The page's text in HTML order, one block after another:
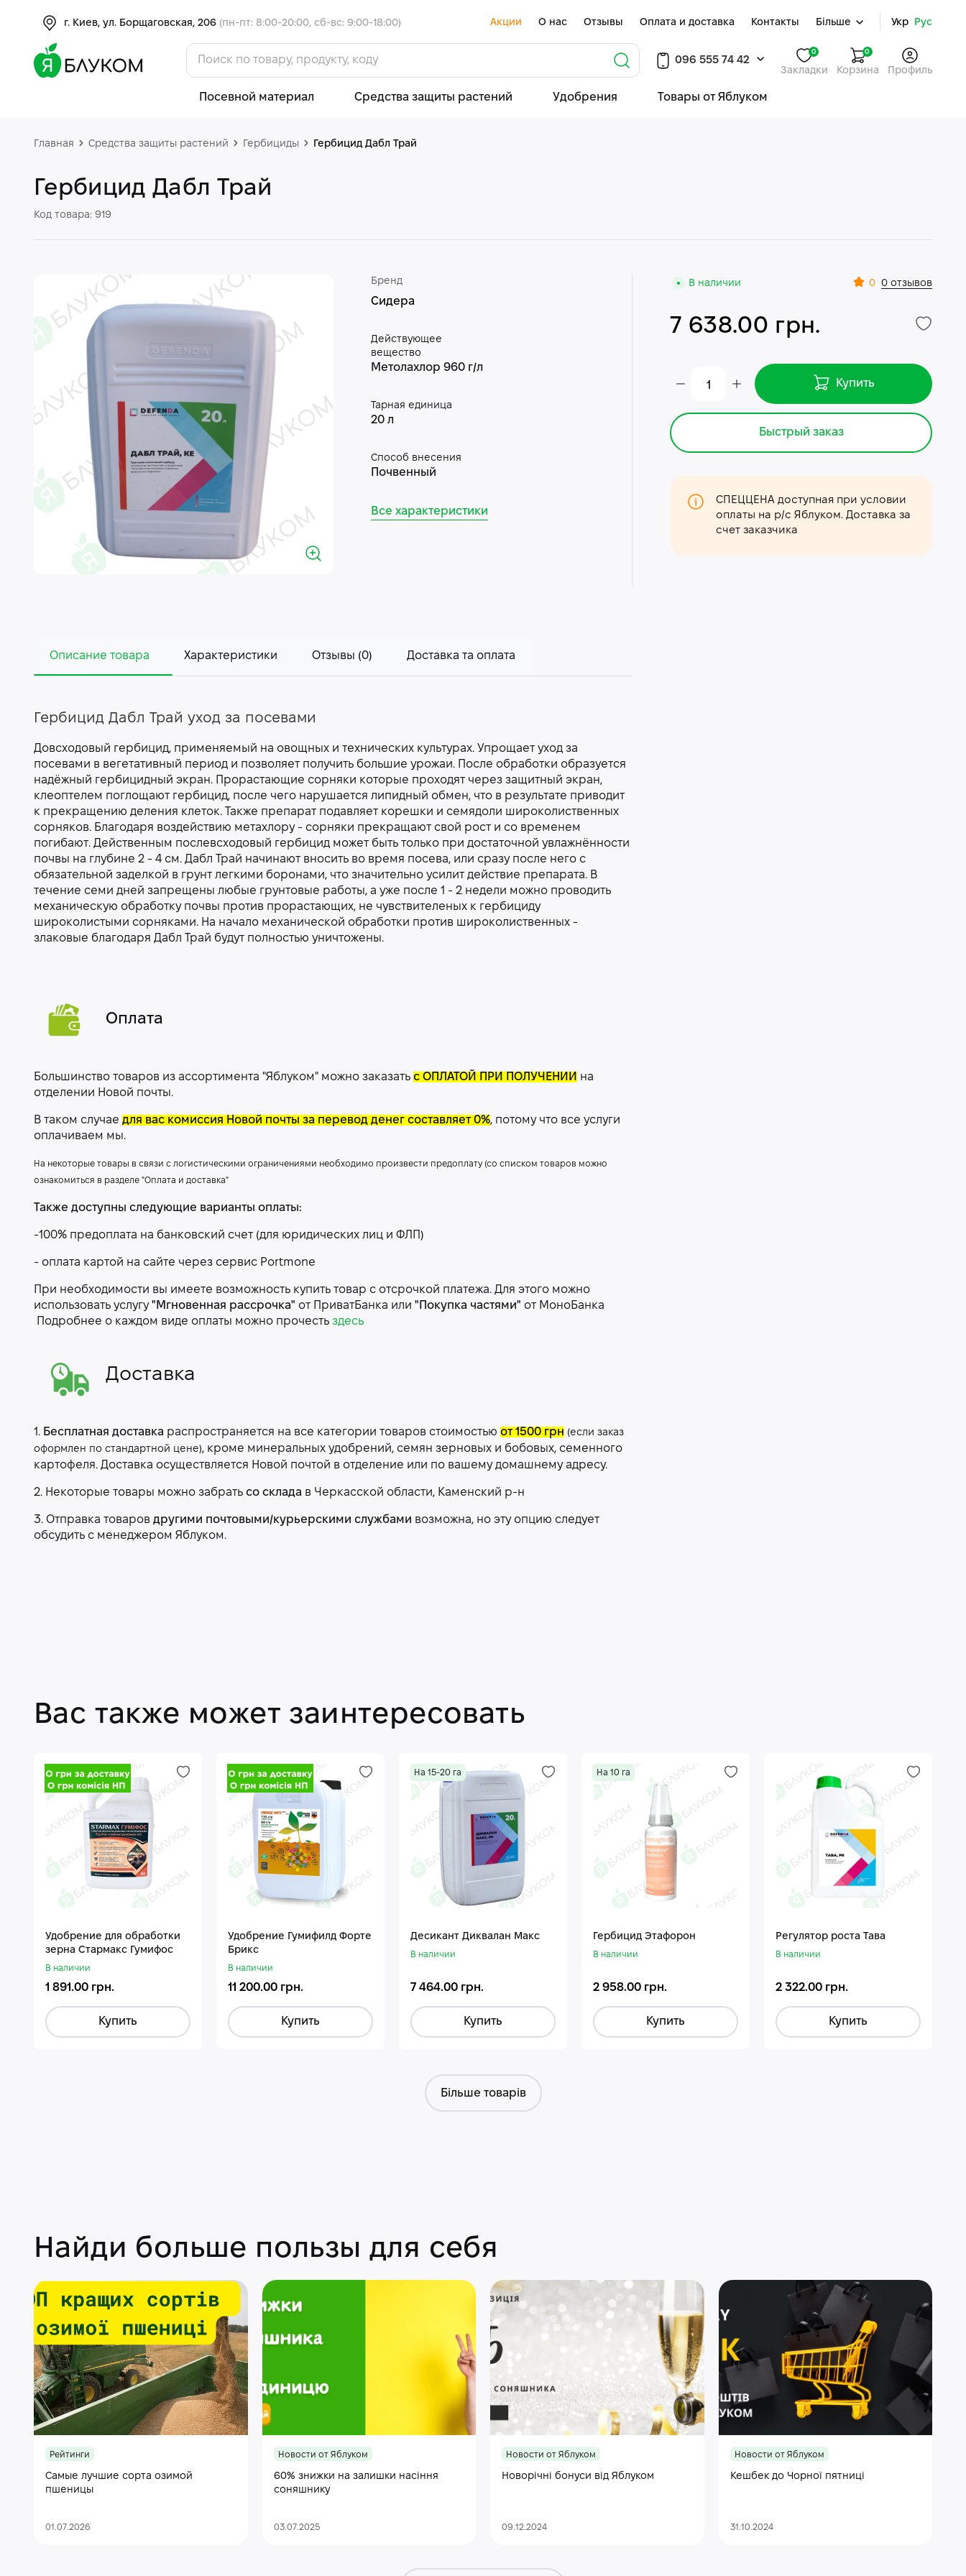
г. Киев, ул. Борщаговская, 206 (пн-пт: 8:00-20:00, сб-вс: 9:00-18:00) Акции О нас Отзывы Оплата и доставка Контакты Більше Укр Рус
096 555 74 42
Закладки
0 0
Корзина Профиль
Посевной материал Средства защиты растений Удобрения Товары от Яблуком
Главная Средства защиты растений Гербициды Гербицид Дабл Трай
Гербицид Дабл Трай
Код товара: 919
Бренд
Сидера
Действующее
вещество
Метолахлор 960 г/л
Тарная единица
20 л
Способ внесения
Почвенный
Все характеристики
В наличии 0 0 отзывов
7 638.00 грн.
Купить
Быстрый заказ
СПЕЦЦЕНА доступная при условии
оплаты на р/с Яблуком. Доставка за
счет заказчика
Описание товара Характеристики Отзывы (0) Доставка та оплата
Гербицид Дабл Трай уход за посевами
Довсходовый гербицид, применяемый на овощных и технических культурах. Упрощает уход за
посевами в вегетативный период и позволяет получить большие урожаи. После обработки образуется
надёжный гербицидный экран. Прорастающие сорняки которые проходят через защитный экран,
клеоптелем поглощают гербицид, после чего нарушается липидный обмен, что в результате приводит
к прекращению деления клеток. Также препарат подавляет корешки и семядоли широколиственных
сорняков. Благодаря воздействию метахлору - сорняки прекращают свой рост и со временем
погибают. Действенным послевсходовый гербицид может быть только при достаточной увлажнённости
почвы на глубине 2 - 4 см. Дабл Трай начинают вносить во время посева, или сразу после него с
обязательной заделкой в грунт легкими боронами, что значительно усилит действие препарата. В
течение семи дней запрещены любые грунтовые работы, а уже после 1 - 2 недели можно проводить
механическую обработку почвы против прорастающих, не чувствителеных к гербициду
широколистыми сорняками. На начало механической обработки против широколиственных -
злаковые благодаря Дабл Трай будут полностью уничтожены.
Оплата
Большинство товаров из ассортимента "Яблуком" можно заказать с ОПЛАТОЙ ПРИ ПОЛУЧЕНИИ на
отделении Новой почты.
В таком случае для вас комиссия Новой почты за перевод денег составляет 0%, потому что все услуги
оплачиваем мы.
На некоторые товары в связи с логистическими ограничениями необходимо произвести предоплату (со списком товаров можно
ознакомиться в разделе "Оплата и доставка"
Также доступны следующие варианты оплаты:
-100% предоплата на банковский счет (для юридических лиц и ФЛП)
- оплата картой на сайте через сервис Portmone
При необходимости вы имеете возможность купить товар с отсрочкой платежа. Для этого можно
использовать услугу "Мгновенная рассрочка" от ПриватБанка или "Покупка частями" от МоноБанка
Подробнее о каждом виде оплаты можно прочесть здесь
Доставка
1. Бесплатная доставка распространяется на все категории товаров стоимостью от 1500 грн (если заказ
оформлен по стандартной цене), кроме минеральных удобрений, семян зерновых и бобовых, семенного
картофеля. Доставка осуществляется Новой почтой в отделение или по вашему домашнему адресу.
2. Некоторые товары можно забрать со склада в Черкасской области, Каменский р-н
3. Отправка товаров другими почтовыми/курьерскими службами возможна, но эту опцию следует
обсудить с менеджером Яблуком.
Вас также может заинтересовать
Удобрение для обработки
зерна Стармакс Гумифос
В наличии
1 891.00 грн.
Купить
Удобрение Гумифилд Форте
Брикс
В наличии
11 200.00 грн.
Купить
На 15-20 га
Десикант Диквалан Макс
В наличии
7 464.00 грн.
Купить
На 10 га
Гербицид Этафорон
В наличии
2 958.00 грн.
Купить
Регулятор роста Тава
В наличии
2 322.00 грн.
Купить
Більше товарів
Найди больше пользы для себя
Рейтинги
Самые лучшие сорта озимой
пшеницы
01.07.2026
Новости от Яблуком
60% знижки на залишки насіння
соняшнику
03.07.2025
Новости от Яблуком
Новорічні бонуси від Яблуком
09.12.2024
Новости от Яблуком
Кешбек до Чорної пятниці
31.10.2024